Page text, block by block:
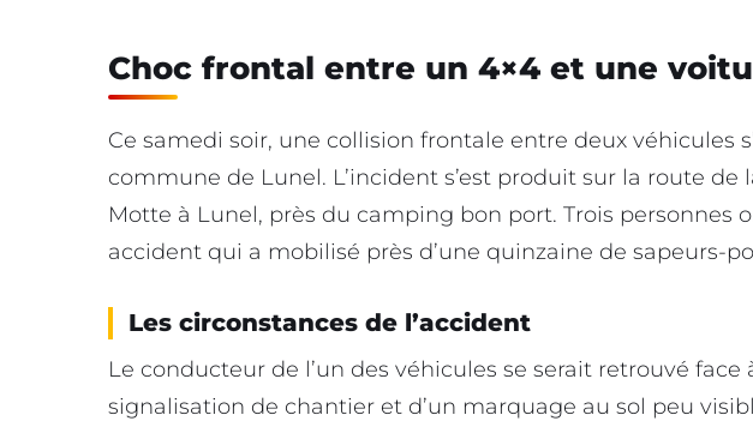
Choc frontal entre un 4×4 et une
Ce samedi soir, une collision frontale entre deux véhicules
commune de Lunel. L’incident s’est produit sur la route de
Motte à Lunel, près du camping bon port. Trois personnes
accident qui a mobilisé près d’une quinzaine de sapeurs-
Les circonstances de l’accident
Le conducteur de l’un des véhicules se serait retrouvé face
signalisation de chantier et d’un marquage au sol peu